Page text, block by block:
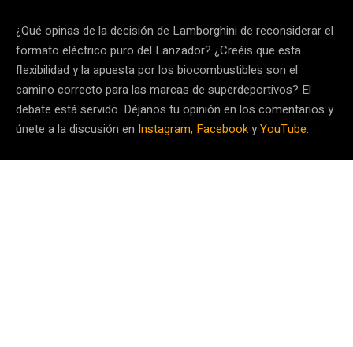
¿Qué opinas de la decisión de Lamborghini de reconsiderar el
formato eléctrico puro del Lanzador? ¿Creéis que esta
flexibilidad y la apuesta por los biocombustibles son el
camino correcto para las marcas de superdeportivos? El
debate está servido. Déjanos tu opinión en los comentarios y
únete a la discusión en Instagram, FacebookyYouTube.